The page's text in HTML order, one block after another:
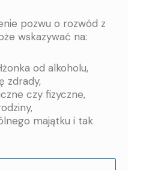
pozwu o rozwód z
wskazywać na:
od alkoholu,
zdrady,
czy fizyczne,
majątku i tak